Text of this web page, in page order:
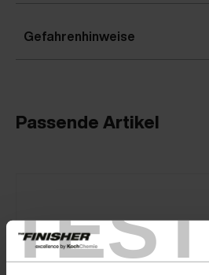
TEST
Gefahrenhinweise
Passende Artikel